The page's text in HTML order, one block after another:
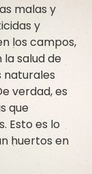
malas y
y
los campos,
salud de
naturales
verdad, es
que
Esto es lo
huertos en